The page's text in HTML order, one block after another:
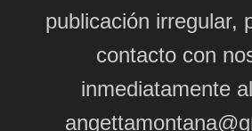
publicación irregular,
contacto con
inmediatamente